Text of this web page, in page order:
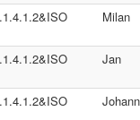
Milan
Jan